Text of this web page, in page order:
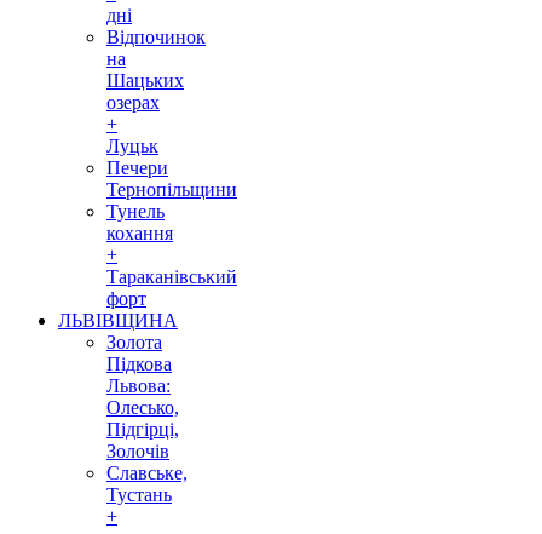
дні
Відпочинок
на
Шацьких
озерах
+
Луцьк
Печери
Тернопільщини
Тунель
кохання
+
Тараканівський
форт
ЛЬВІВЩИНА
Золота
Підкова
Львова:
Олесько,
Підгірці,
Золочів
Славське,
Тустань
+